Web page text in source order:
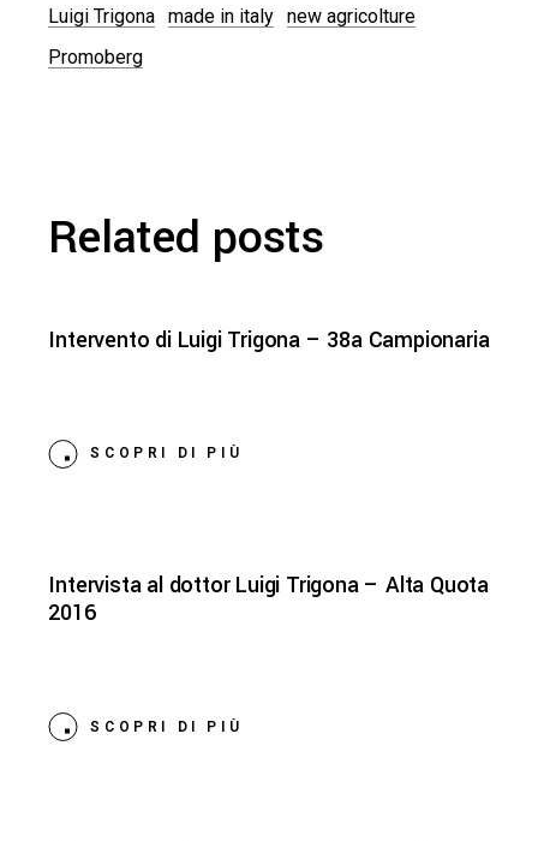
Luigi Trigona made in italy new agricolture
Promoberg
Related posts
Intervento di Luigi Trigona – 38a Campionaria
SCOPRI DI PIÙ
Intervista al dottor Luigi Trigona – Alta Quota
2016
SCOPRI DI PIÙ